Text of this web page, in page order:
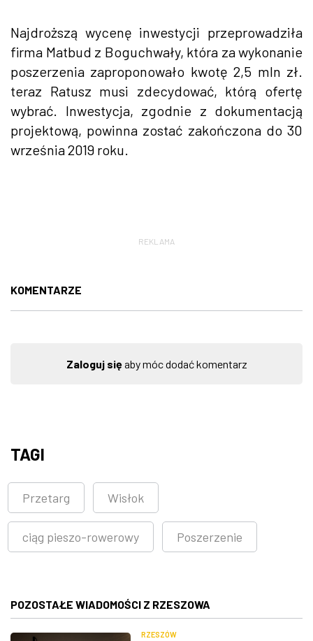
Najdroższą wycenę inwestycji przeprowadziła
firma Matbud z Boguchwały, która za wykonanie
poszerzenia zaproponowało kwotę 2,5 mln zł.
teraz Ratusz musi zdecydować, którą ofertę
wybrać. Inwestycja, zgodnie z dokumentacją
projektową, powinna zostać zakończona do 30
września 2019 roku.
REKLAMA
KOMENTARZE
Zaloguj sięaby móc dodać komentarz
TAGI
Przetarg Wisłok
ciąg pieszo-rowerowy Poszerzenie
POZOSTAŁE WIADOMOŚCI Z RZESZOWA
RZESZÓW